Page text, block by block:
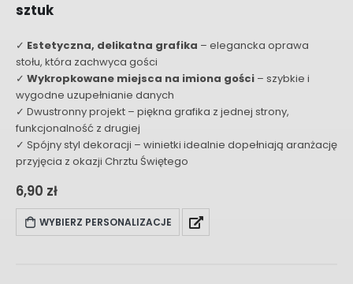
sztuk
✓ Estetyczna, delikatna grafika – elegancka oprawa
stołu, która zachwyca gości
✓ Wykropkowane miejsca na imiona gości – szybkie i
wygodne uzupełnianie danych
✓ Dwustronny projekt – piękna grafika z jednej strony,
funkcjonalność z drugiej
✓ Spójny styl dekoracji – winietki idealnie dopełniają aranżację
przyjęcia z okazji Chrztu Świętego
6,90 zł
WYBIERZ PERSONALIZACJE